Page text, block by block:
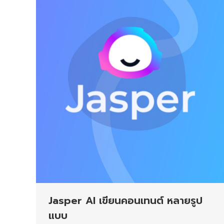
Jasper AI เขียนคอนเทนต์ หลายรูป
แบบ